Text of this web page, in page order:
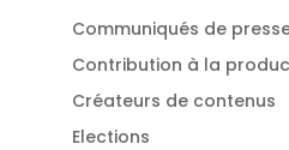
Communiqués de
Contribution à la
Créateurs de contenus
Elections